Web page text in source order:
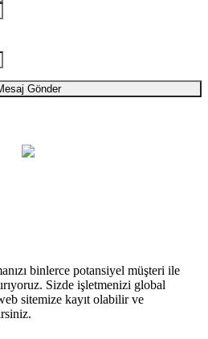
Gönder
binlerce potansiyel müşteri ile
Sizde işletmenizi global
sitemize kayıt olabilir ve